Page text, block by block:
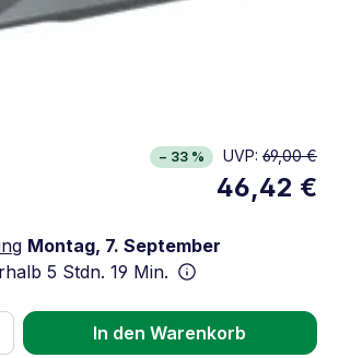
− 33 % UVP: 69,00 €
46,42 €
Montag, 7. September
5 Stdn. 19 Min.
Gib den gewünschten
In den Warenkorb